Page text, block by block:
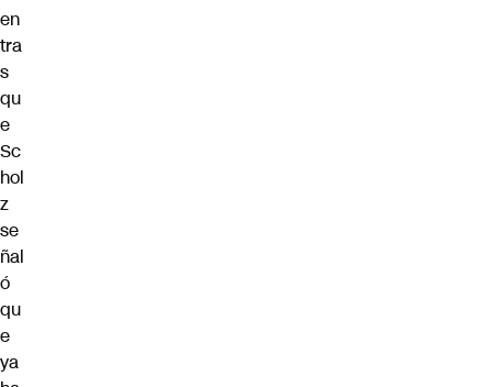
en
tra
s
qu
e
Sc
hol
z
se
ñal
ó
qu
e
ya